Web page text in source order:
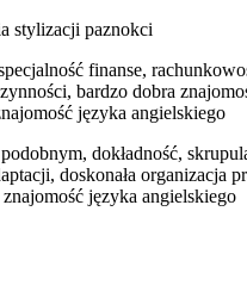
stylizacji paznokci
finanse,
bardzo dobra
języka angielskiego
dokładność,
doskonała
języka angielskiego